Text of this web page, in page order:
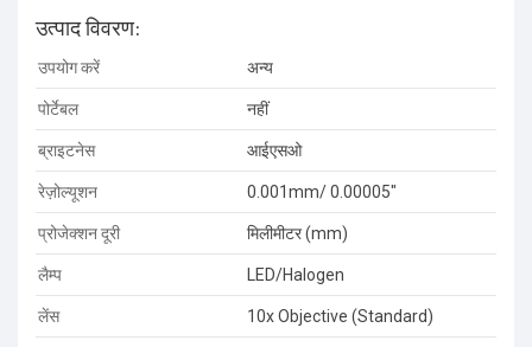
उत्पाद विवरण:
उपयोग करें अन्य
पोर्टेबल नहीं
ब्राइटनेस आईएसओ
रेज़ोल्यूशन 0.001mm/ 0.00005"
प्रोजेक्शन दूरी मिलीमीटर (mm)
लैम्प LED/Halogen
लेंस 10x Objective (Standard)